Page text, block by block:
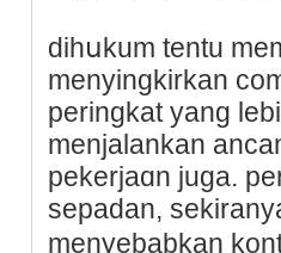
dihսkum tentu
menyingkirkan
peringkat yang
menjalankan
pekerjaɑn juga.
sepadan,
menyebabkan